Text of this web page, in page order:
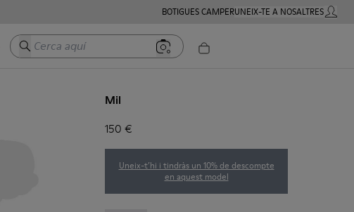
BOTIGUES CAMPERUNEIX-TE A NOSALTRES
Cerca aquí
Mil
150 €
Uneix-t’hi i tindràs un 10% de descompte
en aquest model